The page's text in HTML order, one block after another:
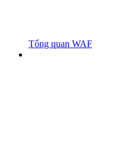
Tổng quan WAF